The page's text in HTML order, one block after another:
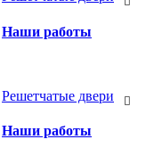
Наши работы
Решетчатые двери
Наши работы